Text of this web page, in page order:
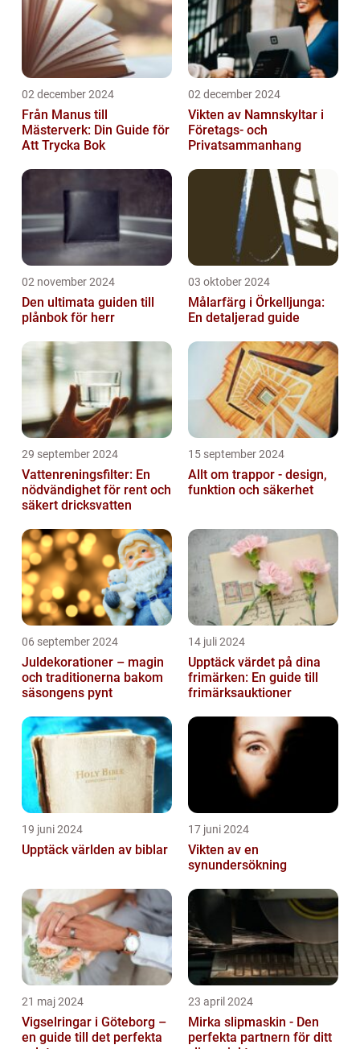
02 december 2024
Från Manus till
Mästerverk: Din Guide för
Att Trycka Bok
02 december 2024
Vikten av Namnskyltar i
Företags- och
Privatsammanhang
02 november 2024
Den ultimata guiden till
plånbok för herr
03 oktober 2024
Målarfärg i Örkelljunga:
En detaljerad guide
29 september 2024
Vattenreningsfilter: En
nödvändighet för rent och
säkert dricksvatten
15 september 2024
Allt om trappor - design,
funktion och säkerhet
06 september 2024
Juldekorationer – magin
och traditionerna bakom
säsongens pynt
14 juli 2024
Upptäck värdet på dina
frimärken: En guide till
frimärksauktioner
19 juni 2024
Upptäck världen av biblar
17 juni 2024
Vikten av en
synundersökning
21 maj 2024
Vigselringar i Göteborg –
en guide till det perfekta
23 april 2024
Mirka slipmaskin - Den
perfekta partnern för ditt